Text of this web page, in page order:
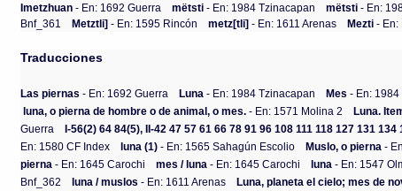
Imetzhuan - En: 1692 Guerra mëtsti - En: 1984 Tzinacapan mëtsti - En:
Bnf_361
Metztli] - En: 1595 Rincón metz[tli] - En: 1611 Arenas Mezti - En:
Traducciones
Las piernas - En: 1692 Guerra Luna - En: 1984 Tzinacapan Mes - En: 1984
luna, o pierna de hombre o de animal, o mes. - En: 1571 Molina 2 Luna.
Guerra
I-56(2) 64 84(5), II-42 47 57 61 66 78 91 96 108 111 118 127 131
En: 1580 CF Index
luna (1) - En: 1565 Sahagún Escolio Muslo, o pierna -
pierna - En: 1645 Carochi mes / luna - En: 1645 Carochi luna - En: 1547
Bnf_362
luna / muslos - En: 1611 Arenas Luna, planeta el cielo; mes de